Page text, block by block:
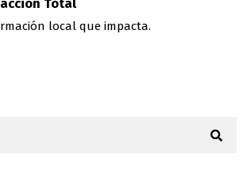
Total
local que impacta.